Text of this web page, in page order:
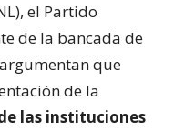
el Partido
de la bancada de
que
de la
las instituciones